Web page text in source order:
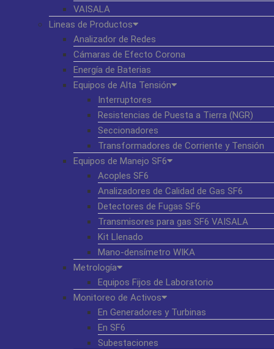
VAISALA
Lineas de Productos
Analizador de Redes
Cámaras de Efecto Corona
Energía de Baterias
Equipos de Alta Tensión
Interruptores
Resistencias de Puesta a Tierra (NGR)
Seccionadores
Transformadores de Corriente y Tensión
Equipos de Manejo SF6
Acoples SF6
Analizadores de Calidad de Gas SF6
Detectores de Fugas SF6
Transmisores para gas SF6 VAISALA
Kit Llenado
Mano-densímetro WIKA
Metrología
Equipos Fijos de Laboratorio
Monitoreo de Activos
En Generadores y Turbinas
En SF6
Subestaciones